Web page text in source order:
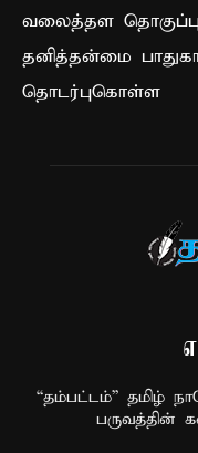
வலைத்தள
தனித்தன்மை
தொடர்புகொள்ள
“தம்பட்டம்” தமிழ்
பருவத்தின்